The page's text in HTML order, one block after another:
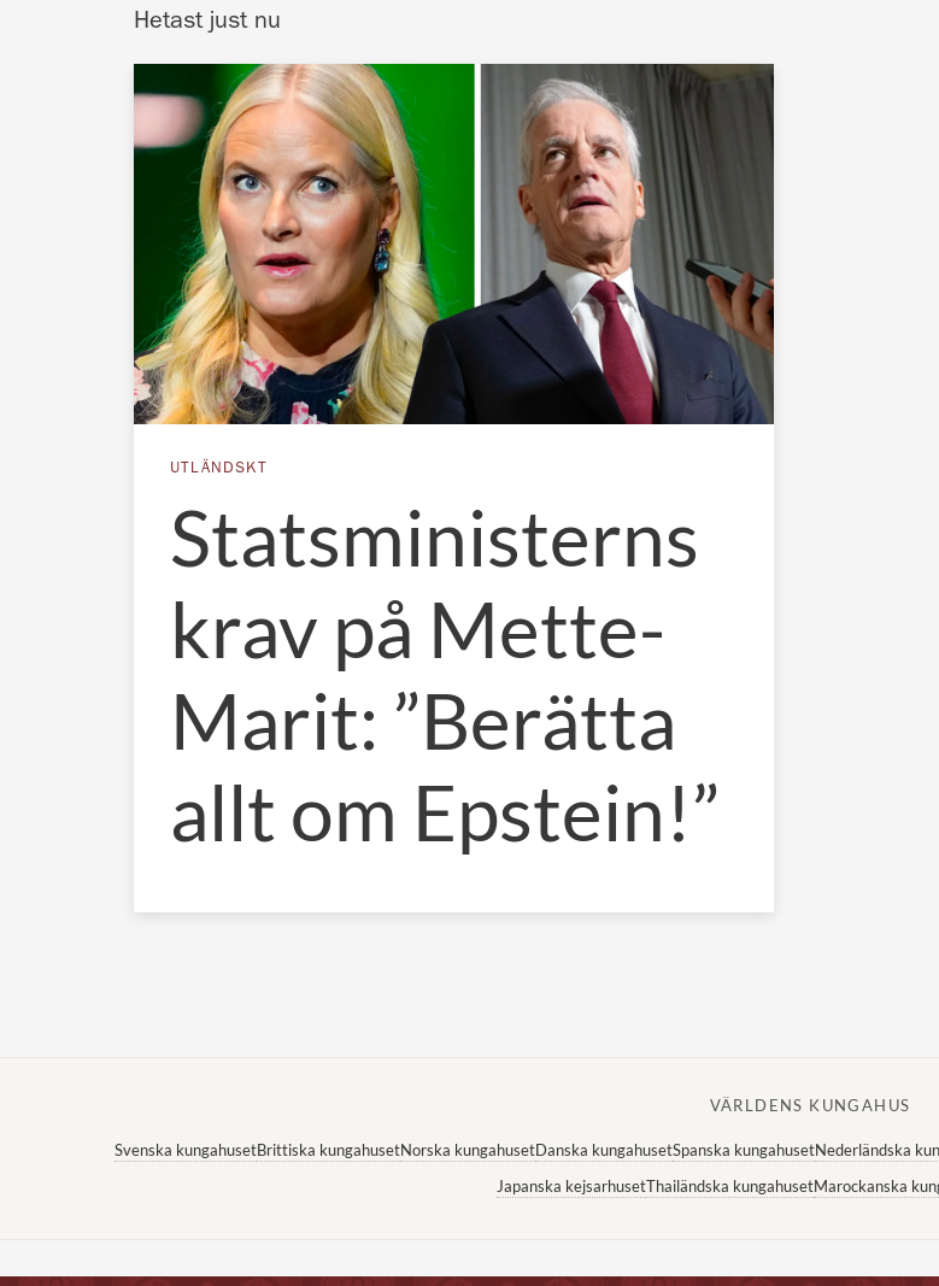
Hetast just nu
UTLÄNDSKT
Statsministerns
krav på Mette-
Marit: ”Berätta
allt om Epstein!”
VÄRLDENS KUNGAHUS
Svenska kungahusetBrittiska kungahusetNorska kungahusetDanska kungahusetSpanska kungahusetNederländska
Japanska kejsarhusetThailändska kungahusetMarockanska